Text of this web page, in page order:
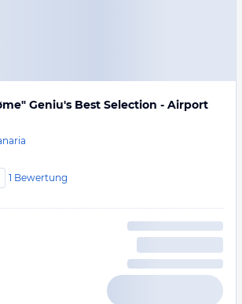
Geniu's Best Selection - Airport
1 Bewertung